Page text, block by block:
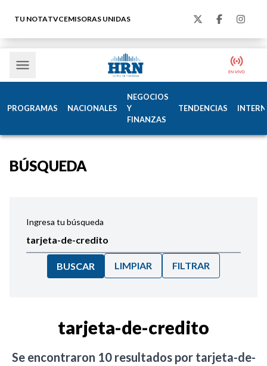
TU NOTATVCEMISORAS UNIDAS
PROGRAMAS NACIONALES
NEGOCIOS
Y
FINANZAS
TENDENCIAS
BÚSQUEDA
Ingresa tu búsqueda
BUSCAR LIMPIAR FILTRAR
tarjeta-de-credito
Se encontraron 10resultados por tarjeta-de-